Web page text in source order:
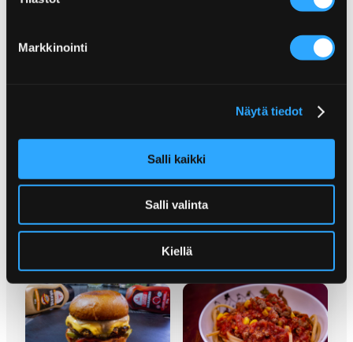
Markkinointi
Näytä tiedot
Salli kaikki
Salli valinta
Kiellä
SAVUSTETTU JUUSTOINEN RIISTA-
METSÄSTÄJÄNLEIPÄ